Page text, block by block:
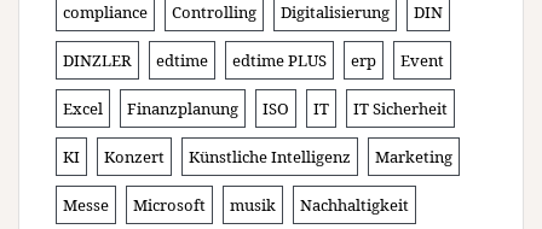
compliance Controlling Digitalisierung DIN
DINZLER edtime edtime PLUS erp Event
Excel Finanzplanung ISO IT IT Sicherheit
KI Konzert Künstliche Intelligenz Marketing
Messe Microsoft musik Nachhaltigkeit